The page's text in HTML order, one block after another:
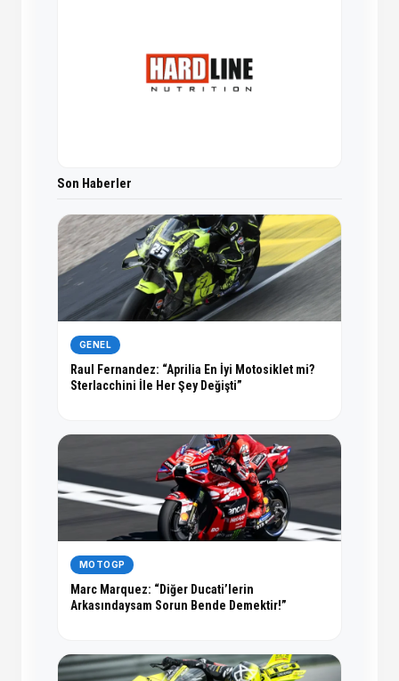
Son Haberler
GENEL
Raul Fernandez: “Aprilia En İyi Motosiklet mi?
Sterlacchini İle Her Şey Değişti”
MOTOGP
Marc Marquez: “Diğer Ducati’lerin
Arkasındaysam Sorun Bende Demektir!”